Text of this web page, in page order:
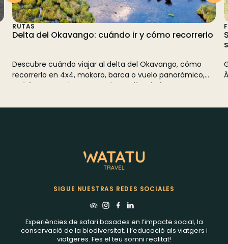
RUTAS
Delta del Okavango: cuándo ir y cómo recorrerlo
Descubre cuándo viajar al delta del Okavango, cómo
recorrerlo en 4x4, mokoro, barca o vuelo panorámico,
qué fauna puedes ver y cuántos días dedicar a este
SIGUE NUESTRAS REDES SOCIALES
Experiències de safari basades en l’impacte social, la
conservació de la biodiversitat, i l’educació als viatgers i
viatgeres. Fes el teu somni realitat!